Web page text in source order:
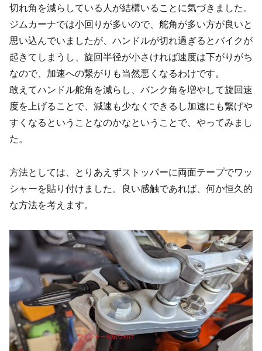
切れ角を減らしている人が結構いることに気づきました。
ジムカーナでは小回りが多いので、舵角が多い方が良いと
思い込んでいましたが、ハンドルが切れ過ぎるとバイクが
起きてしまうし、旋回半径が小さければ速度は下がりがち
なので、加速への繋がりも当然悪くなるわけです。
敢えてハンドル舵角を減らし、バンク角を増やして旋回速
度を上げることで、減速も少なくできるし加速にも繋げや
すくなるということなのかなということで、やってみまし
た。
方法としては、とりあえずストッパーに両面テープでワッ
シャーを貼り付けました。良い感触であれば、何か恒久的
な方法を考えます。